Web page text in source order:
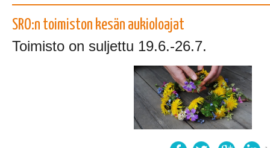
SRO:n toimiston kesän aukioloajat
Toimisto on suljettu 19.6.-26.7.